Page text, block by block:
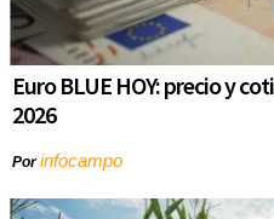
Euro BLUE HOY: precio y
2026
Porinfocampo